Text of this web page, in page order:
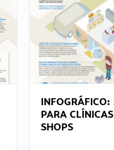
PARA
SHOPS